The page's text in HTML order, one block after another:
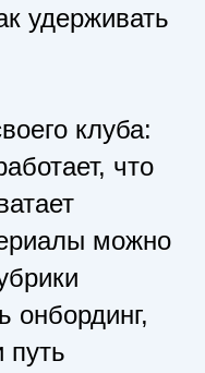
удерживать
клуба:
что
можно
онбординг,
путь